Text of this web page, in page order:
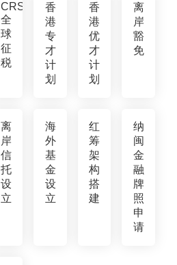
CRS
全
球
征
税
香
港
专
才
计
划
香
港
优
才
计
划
离
岸
豁
免
离
岸
信
托
设
立
海
外
基
金
设
立
红
筹
架
构
搭
建
纳
闽
金
融
牌
照
申
请